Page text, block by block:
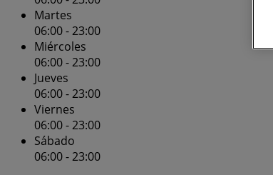
Martes
06:00 - 23:00
Miércoles
06:00 - 23:00
Jueves
06:00 - 23:00
Viernes
06:00 - 23:00
Sábado
06:00 - 23:00